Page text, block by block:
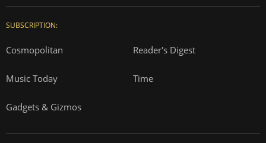
SUBSCRIPTION:
Cosmopolitan Reader's Digest
Music Today Time
Gadgets & Gizmos